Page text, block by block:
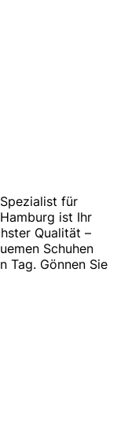
für
ist Ihr
Qualität –
Schuhen
Tag. Gönnen Sie